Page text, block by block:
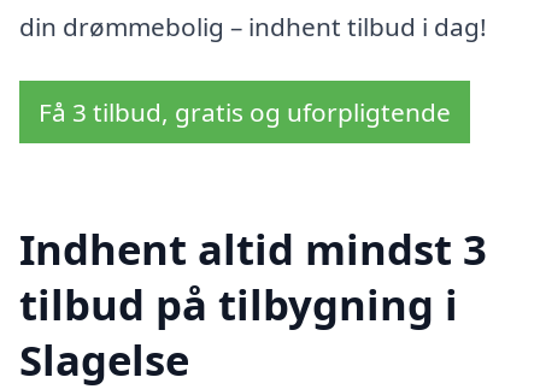
din drømmebolig – indhent tilbud i dag!
Få 3 tilbud, gratis og uforpligtende
Indhent altid mindst 3
tilbud på tilbygning i
Slagelse